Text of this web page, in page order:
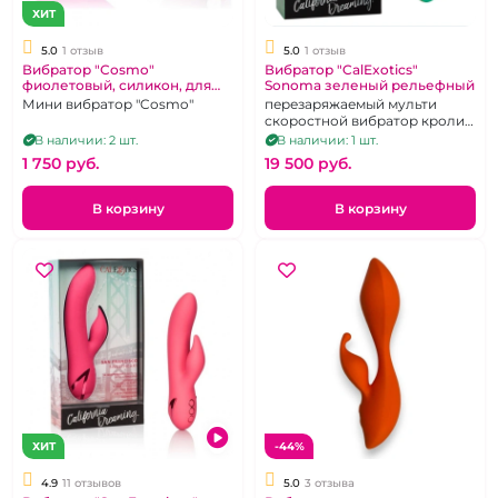
ХИТ
5.0 1 отзыв
Вибратор "Cosmo"
фиолетовый, силикон, для
точки G и клитора
Мини вибратор "Cosmo"
В наличии: 2 шт.
1 750 pуб.
В корзину
5.0 1 отзыв
Вибратор "CalExotics"
Sonoma зеленый рельефный
перезаряжаемый мульти
скоростной вибратор кролик
из бесшовного материала с
дополнительной обработкой
В наличии: 1 шт.
19 500 pуб.
В корзину
ХИТ
4.9 11 отзывов
-44%
5.0 3 отзыва